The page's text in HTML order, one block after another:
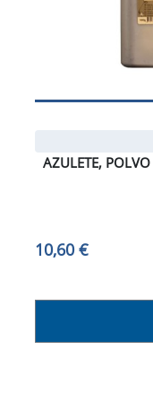
AZULETE,
10,60 €